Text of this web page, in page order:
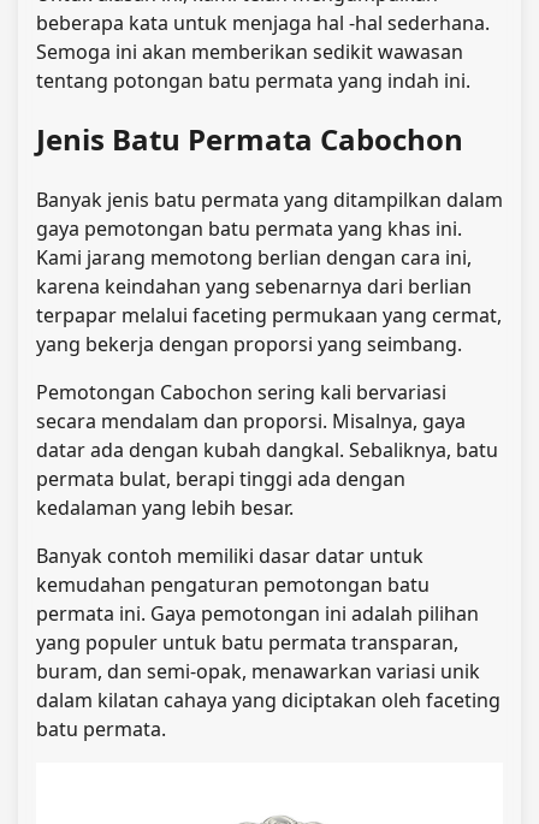
beberapa kata untuk menjaga hal -hal sederhana.
Semoga ini akan memberikan sedikit wawasan
tentang potongan batu permata yang indah ini.
Jenis Batu Permata Cabochon
Banyak jenis batu permata yang ditampilkan dalam
gaya pemotongan batu permata yang khas ini.
Kami jarang memotong berlian dengan cara ini,
karena keindahan yang sebenarnya dari berlian
terpapar melalui faceting permukaan yang cermat,
yang bekerja dengan proporsi yang seimbang.
Pemotongan Cabochon sering kali bervariasi
secara mendalam dan proporsi. Misalnya, gaya
datar ada dengan kubah dangkal. Sebaliknya, batu
permata bulat, berapi tinggi ada dengan
kedalaman yang lebih besar.
Banyak contoh memiliki dasar datar untuk
kemudahan pengaturan pemotongan batu
permata ini. Gaya pemotongan ini adalah pilihan
yang populer untuk batu permata transparan,
buram, dan semi-opak, menawarkan variasi unik
dalam kilatan cahaya yang diciptakan oleh faceting
batu permata.